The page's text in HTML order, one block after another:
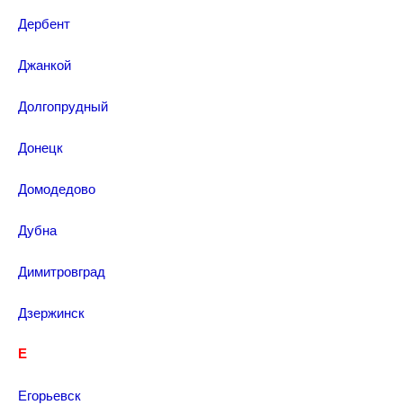
Дербент
Джанкой
Долгопрудный
Донецк
Домодедово
Дубна
Димитровград
Дзержинск
Е
Егорьевск